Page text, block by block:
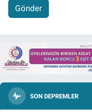
Gönder
SON DEPREMLER